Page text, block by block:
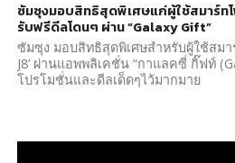
ซัมซุงมอบสิทธิสุดพิเศษแก่ผู้ใช้สมาร์ท
รับฟรีดีลโดนๆ ผ่าน “Galaxy Gift”
ซัมซุง มอบสิทธิสุดพิเศษสำหรับผู้ใช้สมา
J8’ ผ่านแอพพลิเคชั่น “กาแลคซี่ กิ๊ฟท์
โปรโมชั่นและดีลเด็ดๆไว้มากมาย